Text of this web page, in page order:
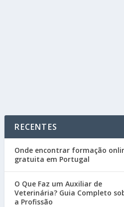
RECENTES
Onde encontrar formação
gratuita em Portugal
O Que Faz um Auxiliar de
Veterinária? Guia Completo
a Profissão